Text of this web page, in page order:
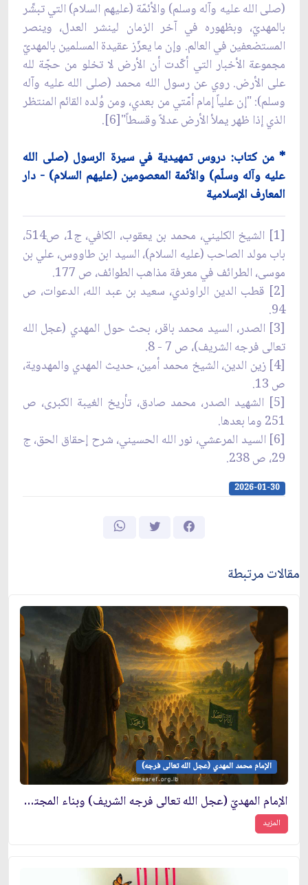
(صلى الله عليه وآله وسلم) والأئمّة (عليهم السلام) التي تبشِّر
بالمهديّ، وبظهوره في آخر الزمان لينشر العدل، وينصر
المستضعفين في العالم. وإن ما يعزّز عقيدة المسلمين بالمهديّ
مجموعة الأخبار التي أكّدت أن الأرض لا تخلو من حجّة لله
على الأرض. روي عن رسول الله محمد (صلى الله عليه وآله
وسلم): "إن علياً إمام أمّتي من بعدي، ومن وُلده القائم المنتظر
الذي إذا ظهر يملأ الأرض عدلاً وقسطاً"[6].
* من كتاب: دروس تمهيدية في سيرة الرسول (صلى الله
عليه وآله وسلّم) والأئمة المعصومين (عليهم السلام) - دار
المعارف الإسلامية
[1] الشيخ الكليني، محمد بن يعقوب، الكافي، ج1، ص514،
باب مولد الصاحب (عليه السلام)، السيد ابن طاووس، علي بن
موسى، الطرائف في معرفة مذاهب الطوائف، ص 177.
[2] قطب الدين الراوندي، سعيد بن عبد الله، الدعوات، ص
94.
[3] الصدر، السيد محمد باقر، بحث حول المهدي (عجل الله
تعالى فرجه الشريف)، ص 7 - 8.
[4] زين الدين، الشيخ محمد أمين، حديث المهدي والمهدوية،
ص 13.
[5] الشهيد الصدر، محمد صادق، تأريخ الغيبة الكبرى، ص
251 وما بعدها.
[6] السيد المرعشي، نور الله الحسيني، شرح إحقاق الحق، ج
29، ص 238.
2026-01-30
مقالات مرتبطة
الإمام محمد المهدي (عجل الله تعالى فرجه)
الإمام المهديّ (عجل الله تعالى فرجه الشريف) وبناء المجتمع الإنساني
المزيد